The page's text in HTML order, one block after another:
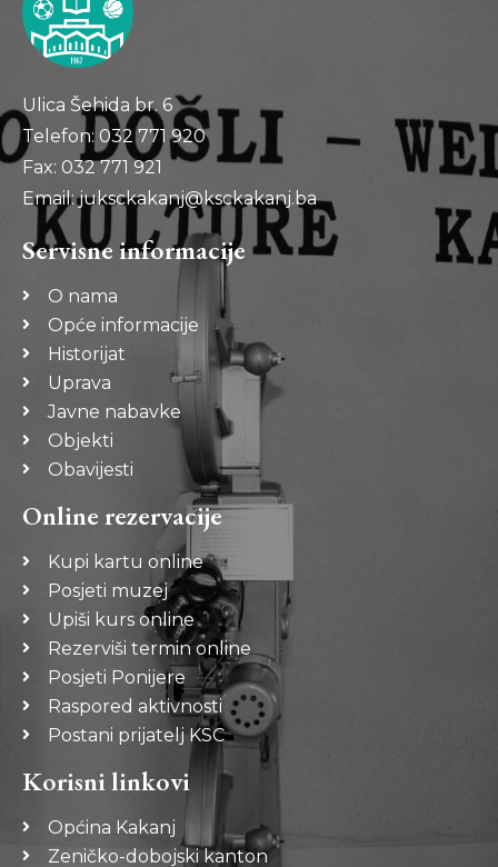
Ulica Šehida br. 6
Telefon: 032 771 920
Fax: 032 771 921
Email: juksckakanj@ksckakanj.ba
Servisne informacije
O nama
Opće informacije
Historijat
Uprava
Javne nabavke
Objekti
Obavijesti
Online rezervacije
Kupi kartu online
Posjeti muzej
Upiši kurs online
Rezerviši termin online
Posjeti Ponijere
Raspored aktivnosti
Postani prijatelj KSC
Korisni linkovi
Općina Kakanj
Zeničko-dobojski kanton